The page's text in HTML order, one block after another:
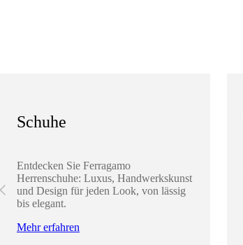
Schuhe
Entdecken Sie Ferragamo
Herrenschuhe: Luxus, Handwerkskunst
und Design für jeden Look, von lässig
bis elegant.
Mehr erfahren